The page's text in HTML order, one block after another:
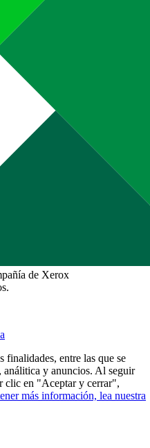
de Xerox
finalidades, entre las que se
análitica y anuncios. Al seguir
clic en "Aceptar y cerrar",
más información, lea nuestra